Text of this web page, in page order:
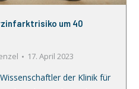
um 40
17. April 2023
der Klinik für